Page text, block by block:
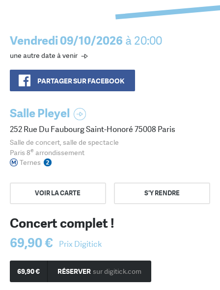
Vendredi 09/10/2026 à 20:00
une autre date à venir
PARTAGER SUR FACEBOOK
Salle Pleyel
252 Rue Du Faubourg Saint-Honoré 75008 Paris
Salle de concert, salle de spectacle
Paris 8e arrondissement
Ternes
VOIR LA CARTE S'Y RENDRE
Concert complet !
69,90 €
Prix Digitick
69,90 € RÉSERVER sur digitick.com